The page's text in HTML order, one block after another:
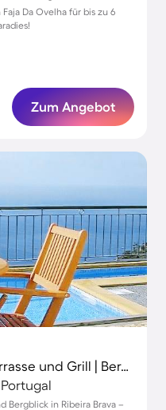
Da Ovelha für bis zu 6
Zum Angebot
Villa mit privatem Pool, Terrasse und Grill | Bergblick
Bergblick in Ribeira Brava –